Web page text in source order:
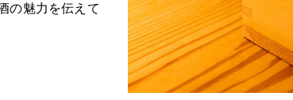
の魅力を伝えて